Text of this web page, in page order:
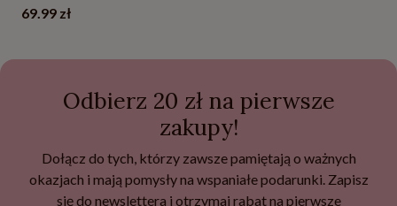
69.99 zł
Odbierz 20 zł na pierwsze
zakupy!
Dołącz do tych, którzy zawsze pamiętają o ważnych
okazjach i mają pomysły na wspaniałe podarunki. Zapisz
się do newslettera i otrzymaj rabat na pierwsze